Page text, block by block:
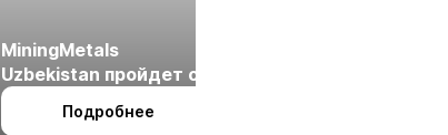
MiningMetals
Uzbekistan пройдет с
27 по 29 октября в г.
Ташкент
Подробнее